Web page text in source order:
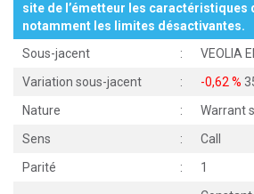
site de l’émetteur les caractéristiques
notamment les limites désactivantes.
Sous-jacent
:
VEOLIA
Variation sous-jacent
: -0,62 %
Nature
:
Warrant
Sens
:
Call
Parité
:
1